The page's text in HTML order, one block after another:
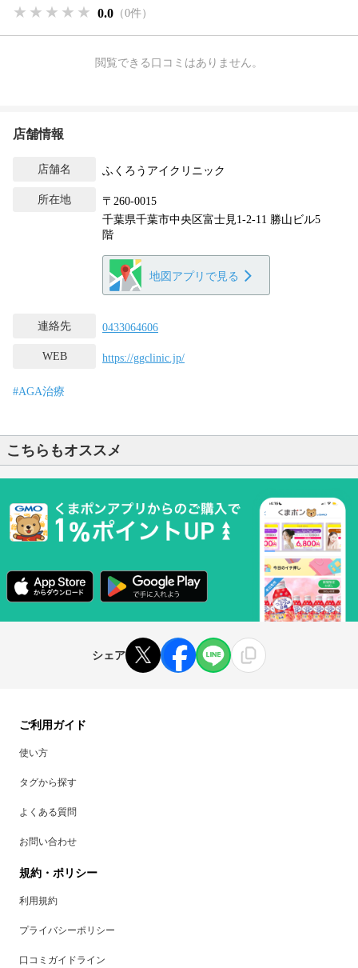
★★★★★
★★★★★
★★★★★ 0.0 （0件）
閲覧できる口コミはありません。
店舗情報
店舗名 ふくろうアイクリニック
所在地
〒260-0015
千葉県千葉市中央区富士見1-2-11 勝山ビル5
階
地図アプリで見る
連絡先 0433064606
WEB https://ggclinic.jp/
#AGA治療
こちらもオススメ
シェア
ご利用ガイド
使い方
タグから探す
よくある質問
お問い合わせ
規約・ポリシー
利用規約
プライバシーポリシー
口コミガイドライン